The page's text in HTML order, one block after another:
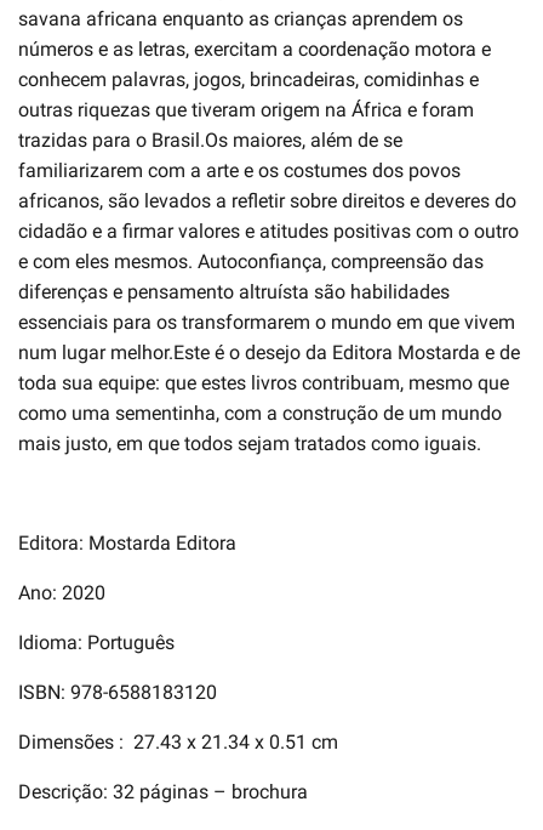
savana africana enquanto as crianças aprendem os
números e as letras, exercitam a coordenação motora e
conhecem palavras, jogos, brincadeiras, comidinhas e
outras riquezas que tiveram origem na África e foram
trazidas para o Brasil.Os maiores, além de se
familiarizarem com a arte e os costumes dos povos
africanos, são levados a refletir sobre direitos e deveres do
cidadão e a firmar valores e atitudes positivas com o outro
e com eles mesmos. Autoconfiança, compreensão das
diferenças e pensamento altruísta são habilidades
essenciais para os transformarem o mundo em que vivem
num lugar melhor.Este é o desejo da Editora Mostarda e de
toda sua equipe: que estes livros contribuam, mesmo que
como uma sementinha, com a construção de um mundo
mais justo, em que todos sejam tratados como iguais.
Editora: Mostarda Editora
Ano: 2020
Idioma: Português
ISBN: 978-6588183120
Dimensões ‏: ‎ 27.43 x 21.34 x 0.51 cm
Descrição: 32 páginas – brochura